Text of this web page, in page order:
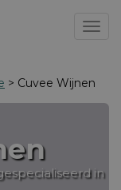
> Cuvee Wijnen
in